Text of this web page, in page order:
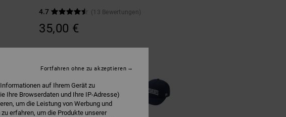
4.7 (13 Bewertungen)
35,00 €
auf Ihrem Gerät zu
Ihre Browserdaten und Ihre IP-Adresse)
um die Leistung von Werbung und
erfahren, um die Produkte unserer
Fortfahren ohne zu akzeptieren